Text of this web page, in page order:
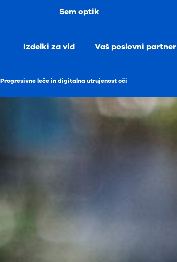
Sem optik
Izdelki za vid Vaš poslovni partner
Progresivne leče in digitalna utrujenost oči